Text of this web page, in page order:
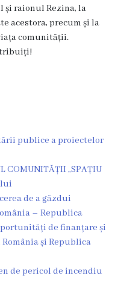
raionul Rezina, la
acestora, precum și la
comunității.
publice a proiectelor
COMUNITĂȚII „SPAȚIU
de a găzdui
– Republica
de finanțare și
și Republica
de pericol de incendiu